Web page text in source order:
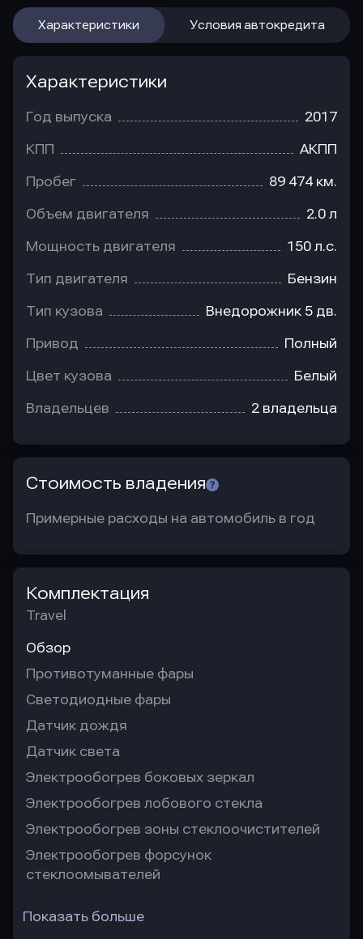
Характеристики Условия автокредита
Характеристики
Год выпуска 2017
КПП АКПП
Пробег 89 474 км.
Объем двигателя 2.0 л
Мощность двигателя 150 л.с.
Тип двигателя Бензин
Тип кузова Внедорожник 5 дв.
Привод Полный
Цвет кузова Белый
Владельцев 2 владельца
Стоимость владения
Примерные расходы на автомобиль в год
Комплектация
Travel
Обзор
Противотуманные фары
Светодиодные фары
Датчик дождя
Датчик света
Электрообогрев боковых зеркал
Электрообогрев лобового стекла
Электрообогрев зоны стеклоочистителей
Электрообогрев форсунок
стеклоомывателей
Показать больше